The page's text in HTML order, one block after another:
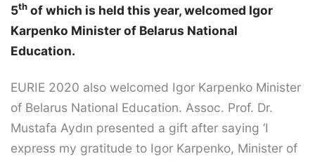
5th of which is held this year, welcomed Igor
Karpenko Minister of Belarus National
Education.
EURIE 2020 also welcomed Igor Karpenko Minister
of Belarus National Education. Assoc. Prof. Dr.
Mustafa Aydın presented a gift after saying ‘I
express my gratitude to Igor Karpenko, Minister of